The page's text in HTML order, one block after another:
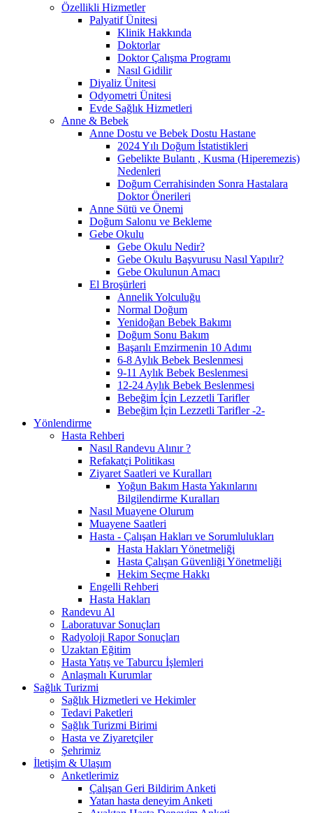
Özellikli Hizmetler
Palyatif Ünitesi
Klinik Hakkında
Doktorlar
Doktor Çalışma Programı
Nasıl Gidilir
Diyaliz Ünitesi
Odyometri Ünitesi
Evde Sağlık Hizmetleri
Anne & Bebek
Anne Dostu ve Bebek Dostu Hastane
2024 Yılı Doğum İstatistikleri
Gebelikte Bulantı , Kusma (Hiperemezis)
Nedenleri
Doğum Cerrahisinden Sonra Hastalara
Doktor Önerileri
Anne Sütü ve Önemi
Doğum Salonu ve Bekleme
Gebe Okulu
Gebe Okulu Nedir?
Gebe Okulu Başvurusu Nasıl Yapılır?
Gebe Okulunun Amacı
El Broşürleri
Annelik Yolculuğu
Normal Doğum
Yenidoğan Bebek Bakımı
Doğum Sonu Bakım
Başarılı Emzirmenin 10 Adımı
6-8 Aylık Bebek Beslenmesi
9-11 Aylık Bebek Beslenmesi
12-24 Aylık Bebek Beslenmesi
Bebeğim İçin Lezzetli Tarifler
Bebeğim İçin Lezzetli Tarifler -2-
Yönlendirme
Hasta Rehberi
Nasıl Randevu Alınır ?
Refakatçi Politikası
Ziyaret Saatleri ve Kuralları
Yoğun Bakım Hasta Yakınlarını
Bilgilendirme Kuralları
Nasıl Muayene Olurum
Muayene Saatleri
Hasta - Çalışan Hakları ve Sorumlulukları
Hasta Hakları Yönetmeliği
Hasta Çalışan Güvenliği Yönetmeliği
Hekim Seçme Hakkı
Engelli Rehberi
Hasta Hakları
Randevu Al
Laboratuvar Sonuçları
Radyoloji Rapor Sonuçları
Uzaktan Eğitim
Hasta Yatış ve Taburcu İşlemleri
Anlaşmalı Kurumlar
Sağlık Turizmi
Sağlık Hizmetleri ve Hekimler
Tedavi Paketleri
Sağlık Turizmi Birimi
Hasta ve Ziyaretçiler
Şehrimiz
İletişim & Ulaşım
Anketlerimiz
Çalışan Geri Bildirim Anketi
Yatan hasta deneyim Anketi